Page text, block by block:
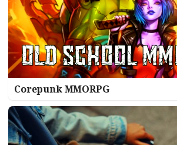
Corepunk MMORPG